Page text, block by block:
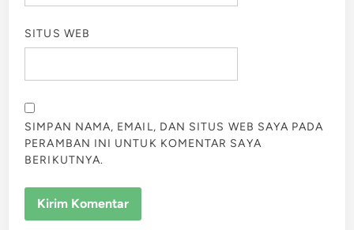
SITUS WEB
SIMPAN NAMA, EMAIL, DAN SITUS WEB SAYA PADA
PERAMBAN INI UNTUK KOMENTAR SAYA
BERIKUTNYA.